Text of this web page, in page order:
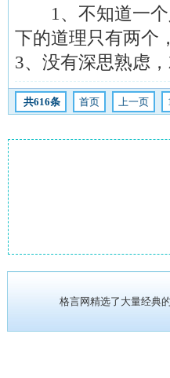
1、不知道一个
下的道理只有两个
3、没有深思熟虑
共616条 首页 上一页
格言网精选了大量经典